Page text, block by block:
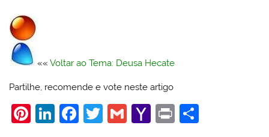
««Voltar ao Tema: Deusa Hecate
Partilhe, recomende e vote neste artigo
Pi Li F
T
G
Y
Pr